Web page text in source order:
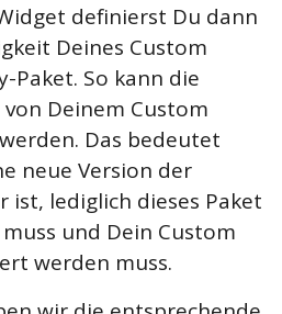
definierst Du dann
Deines Custom
Paket. So kann die
Deinem Custom
Das bedeutet
neue Version der
ist, lediglich dieses Paket
und Dein Custom
werden muss.